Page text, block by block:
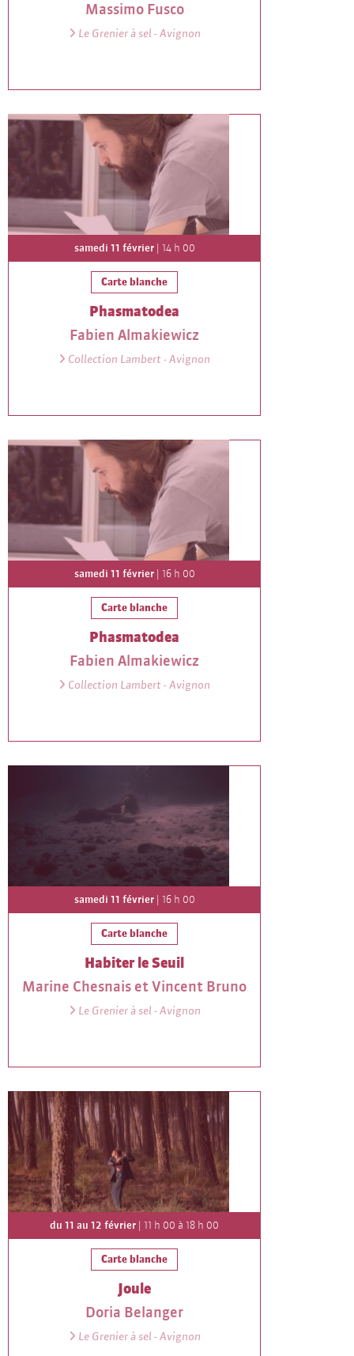
Massimo Fusco
Le Grenier à sel - Avignon
samedi 11 février| 14 h 00
Carte blanche
Phasmatodea
Fabien Almakiewicz
Collection Lambert - Avignon
samedi 11 février| 16 h 00
Carte blanche
Phasmatodea
Fabien Almakiewicz
Collection Lambert - Avignon
samedi 11 février| 16 h 00
Carte blanche
Habiter le Seuil
Marine Chesnais et Vincent Bruno
Le Grenier à sel - Avignon
du 11 au 12 février | 11 h 00 à 18 h 00
Carte blanche
Joule
Doria Belanger
Le Grenier à sel - Avignon